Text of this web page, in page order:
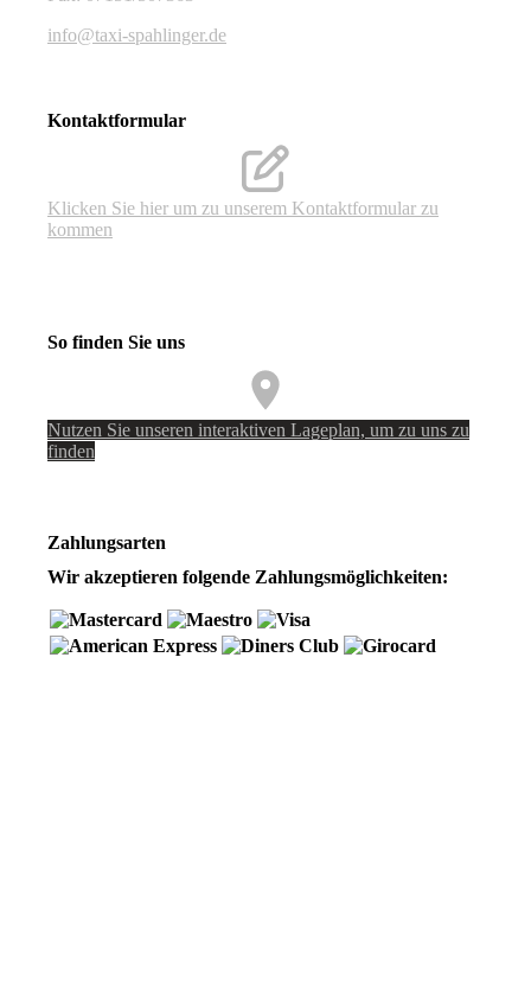
info@taxi-spahlinger.de
Kontaktformular
Klicken Sie hier um zu unserem Kon­takt­for­mu­lar zu
kommen
So finden Sie uns
Nutzen Sie unseren interaktiven La­ge­plan, um zu uns zu
finden
Zahlungsarten
Wir akzeptieren folgende Zahlungsmöglichkeiten: